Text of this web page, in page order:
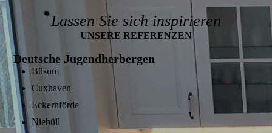
Lassen Sie sich inspirieren
UNSERE REFERENZEN
Deutsche Jugendherbergen
Büsum
Cuxhaven
Eckernförde
Niebüll